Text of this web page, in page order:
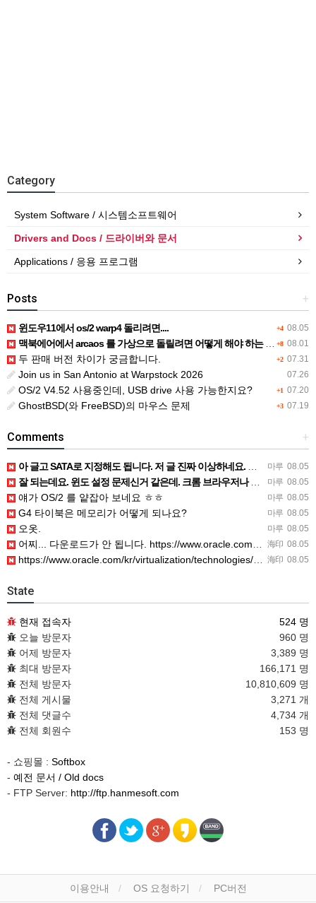
Category
System Software / 시스템소프트웨어
Drivers and Docs / 드라이버와 문서
Applications / 응용 프로그램
+
Posts
+4 08.05
윈도우11에서 os/2 warp4 돌리려면....
+8 08.01
맥북에어에서 arcaos 를 가상으로 돌릴려면 어떻게 해야 하는 지요?
+2 07.31
두 판매 버전 차이가 궁금합니다.
07.26
Join us in San Antonio at Warpstock 2026
+1 07.20
OS/2 V4.52 사용중인데, USB drive 사용 가능한지요?
+3 07.19
GhostBSD(와 FreeBSD)의 마우스 문제
+
Comments
마루 08.05
아 글고 SATA로 지정해도 됩니다. 저 글 진짜 이상하네요. 옛날꺼 퍼와서 그런거 같은데요.
마루 08.05
잘 되는데요. 윈도 설정 문제신거 같은데. 크롬 브라우저나 파폭으로 해 보세요
마루 08.05
얘가 OS/2 를 얕잡아 보네요 ㅎㅎ
마루 08.05
G4 타이북은 메모리가 어떻게 되나요?
마루 08.05
오옷.
海印 08.05
어찌... 다운로드가 안 됩니다. https://www.oracle.com/kr/virtualization/…
海印 08.05
https://www.oracle.com/kr/virtualization/technologies/vm/dow…
State
현재 접속자
524 명
오늘 방문자
960 명
어제 방문자
3,389 명
최대 방문자
166,171 명
전체 방문자
10,810,609 명
전체 게시물
3,271 개
전체 댓글수
4,734 개
전체 회원수
153 명
- 쇼핑몰 : Softbox
- 예전 문서 / Old docs
- FTP Server: http://ftp.hanmesoft.com
이용안내 OS 요청하기 PC버전